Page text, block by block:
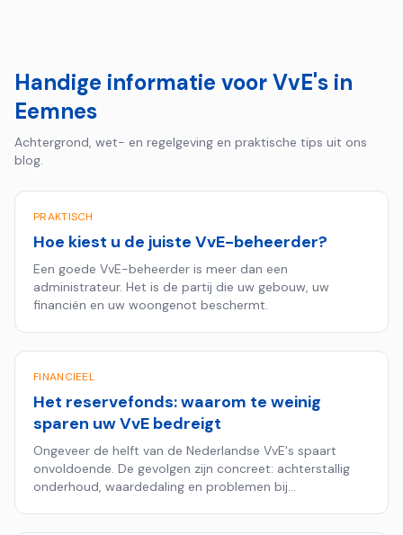
Handige informatie voor VvE's in
Eemnes
Achtergrond, wet- en regelgeving en praktische tips uit ons
blog.
PRAKTISCH
Hoe kiest u de juiste VvE-beheerder?
Een goede VvE-beheerder is meer dan een
administrateur. Het is de partij die uw gebouw, uw
financiën en uw woongenot beschermt.
FINANCIEEL
Het reservefonds: waarom te weinig
sparen uw VvE bedreigt
Ongeveer de helft van de Nederlandse VvE's spaart
onvoldoende. De gevolgen zijn concreet: achterstallig
onderhoud, waardedaling en problemen bij